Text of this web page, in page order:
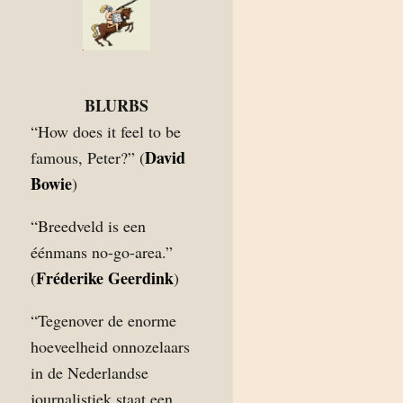
BLURBS
“How does it feel to be
famous, Peter?” (David
Bowie)
“Breedveld is een
éénmans no-go-area.”
(Fréderike Geerdink)
“Tegenover de enorme
hoeveelheid onnozelaars
in de Nederlandse
journalistiek staat een